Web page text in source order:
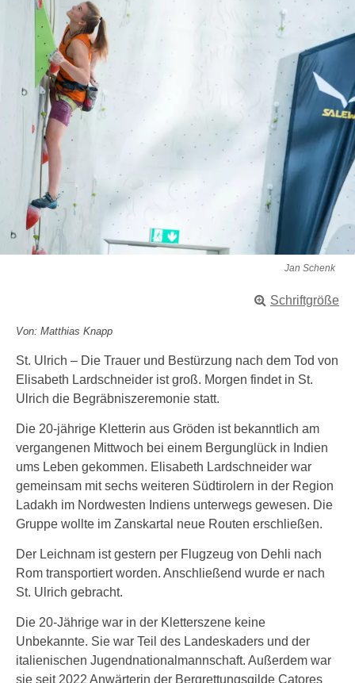
Jan Schenk
Schriftgröße
Von: Matthias Knapp
St. Ulrich – Die Trauer und Bestürzung nach dem Tod von
Elisabeth Lardschneider ist groß. Morgen findet in St.
Ulrich die Begräbniszeremonie statt.
Die 20-jährige Kletterin aus Gröden ist bekanntlich am
vergangenen Mittwoch bei einem Bergunglück in Indien
ums Leben gekommen. Elisabeth Lardschneider war
gemeinsam mit sechs weiteren Südtirolern in der Region
Ladakh im Nordwesten Indiens unterwegs gewesen. Die
Gruppe wollte im Zanskartal neue Routen erschließen.
Der Leichnam ist gestern per Flugzeug von Dehli nach
Rom transportiert worden. Anschließend wurde er nach
St. Ulrich gebracht.
Die 20-Jährige war in der Kletterszene keine
Unbekannte. Sie war Teil des Landeskaders und der
italienischen Jugendnationalmannschaft. Außerdem war
sie seit 2022 Anwärterin der Bergrettungsgilde Catores